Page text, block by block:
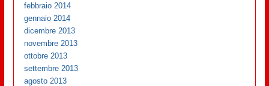
febbraio 2014
gennaio 2014
dicembre 2013
novembre 2013
ottobre 2013
settembre 2013
agosto 2013